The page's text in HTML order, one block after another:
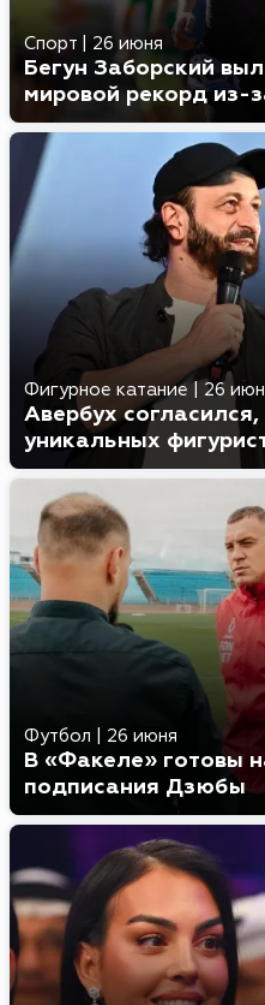
Спорт 26 июня
Бегун Заборский
мировой рекорд из-
Фигурное катание 26
Авербух
уникальных
Футбол 26 июня
В «Факеле» готовы
подписания Дзюбы